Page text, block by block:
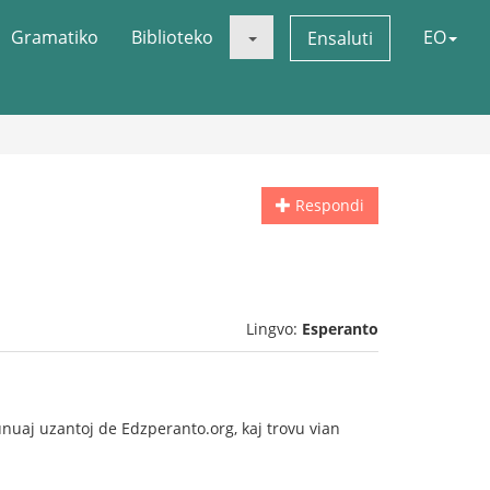
Gramatiko Biblioteko Ensaluti EO
Respondi
Lingvo: Esperanto
uzantoj de Edzperanto.org, kaj trovu vian